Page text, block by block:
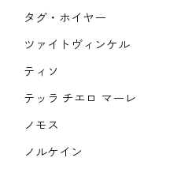
タグ・ホイヤー
ツァイトヴィンケル
ティソ
テッラ チエロ マーレ
ノモス
ノルケイン